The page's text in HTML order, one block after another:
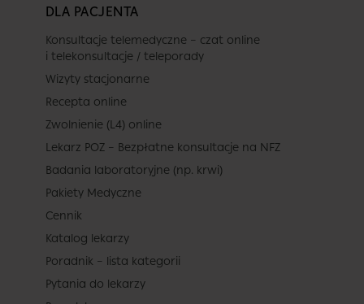
DLA PACJENTA
Konsultacje telemedyczne – czat online
i telekonsultacje / teleporady
Wizyty stacjonarne
Recepta online
Zwolnienie (L4) online
Lekarz POZ – Bezpłatne konsultacje na NFZ
Badania laboratoryjne (np. krwi)
Pakiety Medyczne
Cennik
Katalog lekarzy
Poradnik – lista kategorii
Pytania do lekarzy